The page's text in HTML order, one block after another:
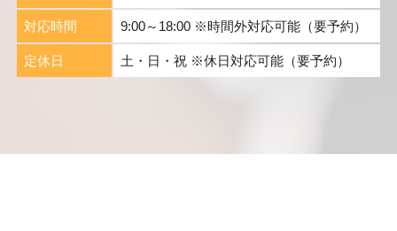
対応時間 9:00～18:00 ※時間外対応可能（要予約）
定休日 土・日・祝 ※休日対応可能（要予約）